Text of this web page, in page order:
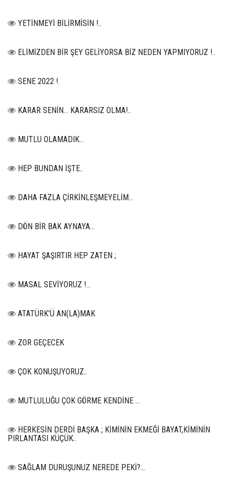
YETİNMEYİ BİLİRMİSİN !..
ELİMİZDEN BİR ŞEY GELİYORSA BİZ NEDEN YAPMIYORUZ !..
SENE 2022 !.
KARAR SENİN… KARARSIZ OLMA!..
MUTLU OLAMADIK…
HEP BUNDAN İŞTE..
DAHA FAZLA ÇİRKİNLEŞMEYELİM…
DÖN BİR BAK AYNAYA...
HAYAT ŞAŞIRTIR HEP ZATEN ;
MASAL SEVİYORUZ !...
ATATÜRK’Ü AN(LA)MAK
ZOR GEÇECEK
ÇOK KONUŞUYORUZ..
MUTLULUĞU ÇOK GÖRME KENDİNE …
HERKESİN DERDİ BAŞKA ; KİMİNİN EKMEĞİ BAYAT,KİMİNİN
PIRLANTASI KÜÇÜK..
SAĞLAM DURUŞUNUZ NEREDE PEKİ?...